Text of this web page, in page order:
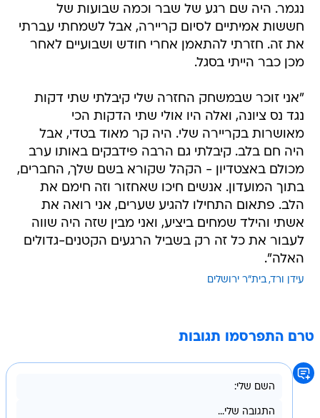
נגמר. היה שם רגע של שבר וכמה שבועות של
חששות אמיתיים לסיום קריירה, אבל לשמחתי עברתי
את זה. חזרתי להתאמן אחרי חודש ושבועיים לאחר
מכן כבר הייתי בסגל.
"אני זוכר שבמשחק החזרה שלי קיבלתי שתי דקות
נגד נס ציונה, ואלה היו אולי שתי הדקות הכי
מאושרות בקריירה שלי. היה קר מאוד בטדי, אבל
היה חם בלב. קיבלתי גם הרבה פידבקים באותו ערב
מכולם באצטדיון - הקהל שקורא בשם שלך, החברים,
בתוך המועדון. אנשים חיכו שאחזור וזה חימם את
הלב. פתאום התחילו להגיע שערים, אני רואה את
אשתי והילד שמחים ביציע, ואני מבין שזה היה שווה
לעבור את כל זה רק בשביל הרגעים הקטנים-גדולים
האלה".
עידן ורד בית"ר ירושלים
טרם התפרסמו תגובות